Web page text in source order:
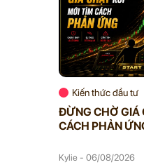
Kiến thức đầu tư
ĐỪNG CHỜ GIÁ
CÁCH PHẢN
Kylie - 06/08/2026